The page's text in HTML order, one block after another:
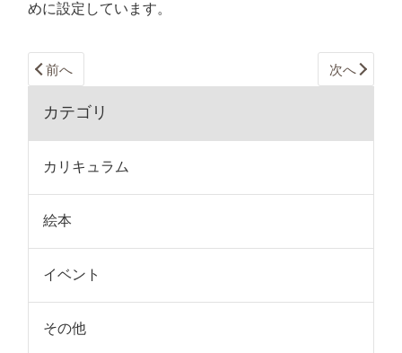
めに設定しています。
前へ 次へ
カテゴリ
カリキュラム
絵本
イベント
その他